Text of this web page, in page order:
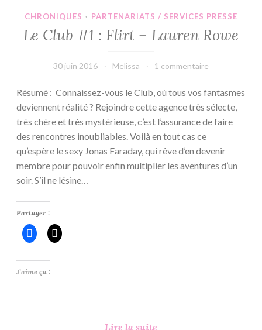
CHRONIQUES · PARTENARIATS / SERVICES PRESSE
Le Club #1 : Flirt – Lauren Rowe
30 juin 2016 Melissa 1 commentaire
Résumé : Connaissez-vous le Club, où tous vos fantasmes
deviennent réalité ? Rejoindre cette agence très sélecte,
très chère et très mystérieuse, c’est l’assurance de faire
des rencontres inoubliables. Voilà en tout cas ce
qu’espère le sexy Jonas Faraday, qui rêve d’en devenir
membre pour pouvoir enfin multiplier les aventures d’un
soir. S’il ne lésine…
Lire la suite
Partager :
J’aime ça :